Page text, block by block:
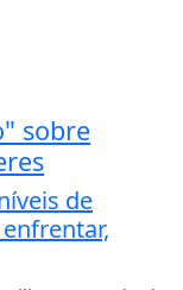
sobre
de